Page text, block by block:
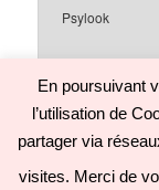
Psylook
Politique de
En poursuivant
l’utilisation de
partager via
visites. Merci de